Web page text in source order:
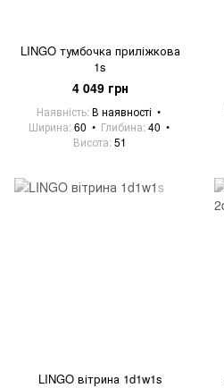
LINGO тумбочка приліжкова
1s
4 049 грн
Наявність В наявності
Ширина 60 Глибина 40
Висота 51
LINGO вітрина 1d1w1s